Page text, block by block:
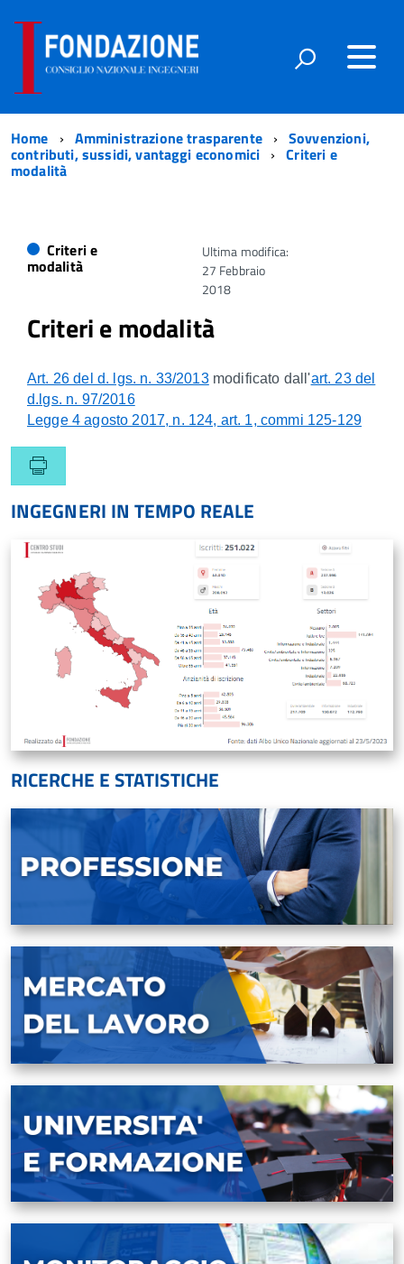
Home Amministrazione trasparente Sovvenzioni,
contributi, sussidi, vantaggi economici Criteri e
modalità
Criteri e
modalità
Ultima modifica:
27 Febbraio
2018
Criteri e modalità
Art. 26 del d. lgs. n. 33/2013modificato dall'art. 23 del
d.lgs. n. 97/2016
Legge 4 agosto 2017, n. 124, art. 1, commi 125-129
INGEGNERI IN TEMPO REALE
RICERCHE E STATISTICHE